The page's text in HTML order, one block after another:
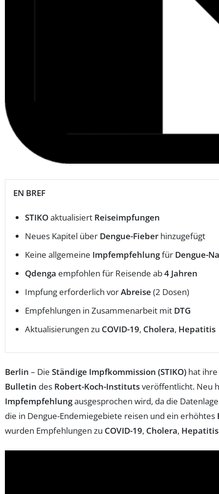
EN BREF
STIKOaktualisiert Reiseimpfungen
Neues Kapitel über Dengue-Fieber hinzugefügt
Keine allgemeine Impfempfehlungfür Dengue-
Qdenga empfohlen für Reisende ab4 Jahren
Impfung erforderlich vorAbreise (2 Dosen)
Empfehlungen in Zusammenarbeit mit DTG
Aktualisierungen zu COVID-19, Cholera, Hepatitis
Berlin – Die Ständige Impfkommission (STIKO) hat ihre
Bulletin des Robert-Koch-Institutsveröffentlicht. Neu
Impfempfehlungausgesprochen wird, da die
die in Dengue-Endemiegebiete reisen und ein erhöhtes
wurden Empfehlungen zu COVID-19, Cholera,